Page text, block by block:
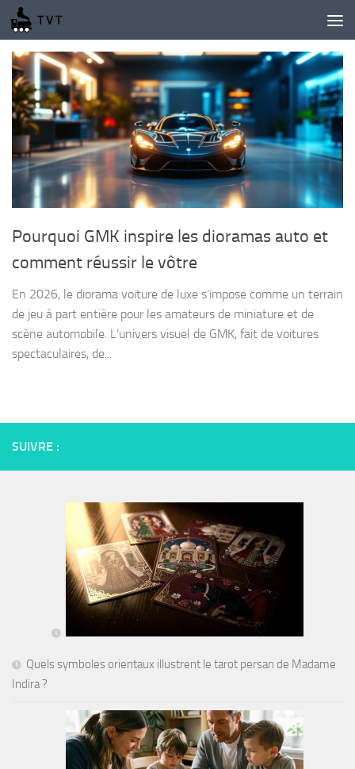
Skip to content
Pourquoi GMK inspire les dioramas auto et
comment réussir le vôtre
En 2026, le diorama voiture de luxe s’impose comme un terrain
de jeu à part entière pour les amateurs de miniature et de
scène automobile. L’univers visuel de GMK, fait de voitures
spectaculaires, de...
SUIVRE :
Quels symboles orientaux illustrent le tarot persan de Madame
Indira ?